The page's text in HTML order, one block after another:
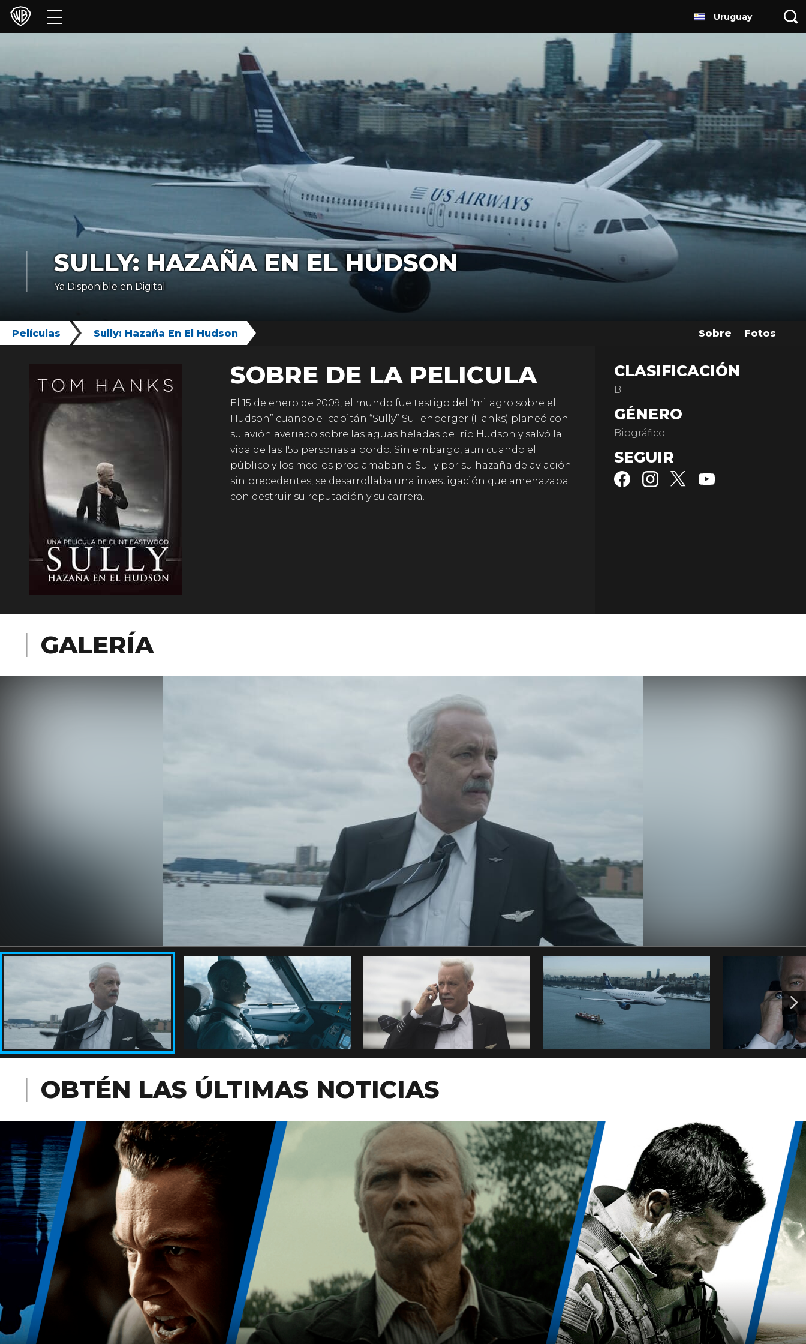
Películas
Juegos y Aplicaciones
Colecciones
Experiencias
HBO Max
Uruguay
SULLY: HAZAÑA EN EL HUDSON
Ya Disponible en Digital
Películas Sully: Hazaña En El Hudson Sobre Fotos
SOBRE DE LA PELICULA
El 15 de enero de 2009, el mundo fue testigo del “milagro sobre el
Hudson” cuando el capitán “Sully” Sullenberger (Hanks) planeó con
su avión averiado sobre las aguas heladas del río Hudson y salvó la
vida de las 155 personas a bordo. Sin embargo, aun cuando el
público y los medios proclamaban a Sully por su hazaña de aviación
sin precedentes, se desarrollaba una investigación que amenazaba
con destruir su reputación y su carrera.
CLASIFICACIÓN
B
GÉNERO
Biográfico
SEGUIR
GALERÍA
OBTÉN LAS ÚLTIMAS NOTICIAS